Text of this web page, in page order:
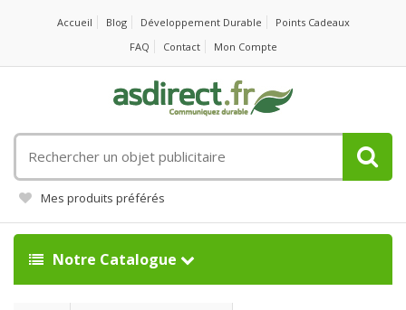
Accueil Blog Développement Durable
Points Cadeaux
FAQ
Contact Mon Compte
un
objet
publicitaire
Mes produits préférés
Notre Catalogue